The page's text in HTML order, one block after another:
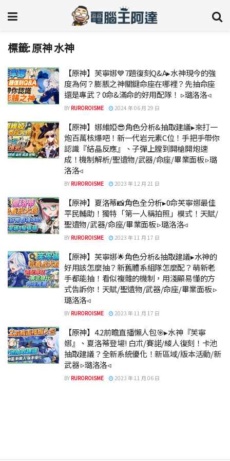
標籤:原神 水神
【原神】芙寧娜💙7題復刻Q&A▸水神現今的強
度為何？膨脹之神關鍵命座在哪裡？先抽命座
還是專武？0命&滿命的好用配隊！ ▹璐洛洛◃
BY RUROROISME 2024 年 06 月 29 日
【原神】娜維婭😎角色分析&抽取建議▸來打一
炮百萬核爆吧！新一代岩元素C位！手把手帶你
認識『結晶反應』、子彈上膛到開槍開炮速
成！機制解析/聖遺物/武器/命座/畢業面板 ▹璐
洛洛◃
BY RUROROISME 2023 年 12 月 21 日
【原神】夏洛蒂📸角色全分析▸0命芙寧娜最佳
平民輔助！獨特「第一人稱拍照」模式！天賦/
聖遺物/武器/命座/畢業面板 ▹璐洛洛◃
BY RUROROISME 2023 年 11 月 17 日
【原神】芙寧娜🌟角色分析&抽取建議▸水神的
好用該怎麼抽？新舊體系組隊怎麼配？萌新老
手都能抽！看似複雜的機制，用淺顯易懂的方
式告訴你！天賦/聖遺物/武器/命座/畢業面板 ▹
璐洛洛◃
BY RUROROISME 2023 年 11 月 17 日
【原神】4.2前瞻直播懶人包🎯▸水神『芙寧
娜』、夏洛蒂登場! 白朮/賽諾/綾人復刻！卡池
抽取建議？全新系統優化！新區域/版本活動/新
武器 ▹璐洛洛◃
BY RUROROISME 2023 年 11 月 06 日